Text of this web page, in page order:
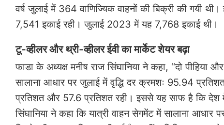
वर्ष जुलाई में 364 वाणिज्यिक वाहनों की बिक्री की गयी
7,541 इकाई रही। जुलाई 2023 में यह 7,768 इकाई थी।
टू-व्हीलर और थ्री-व्हीलर ईवी का मार्केट शेयर बढ़ा
फाडा के अध्यक्ष मनीष राज सिंघानिया ने कहा, ‘‘दो पीहिया
सालाना आधार पर जुलाई में वृद्धि दर क्रमशः 95.94
प्रतिशत और 57.6 प्रतिशत रही। इससे यह साफ है कि देश में
सिंघानिया ने कहा कि यात्री वाहन सेगमेंट में सालाना आधार